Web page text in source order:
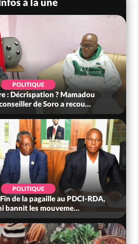
POLITIQUE
: Décrispation ? Mamadou
de Soro a recou...
POLITIQUE
de la pagaille au PDCI-RDA,
bannit les mouveme...